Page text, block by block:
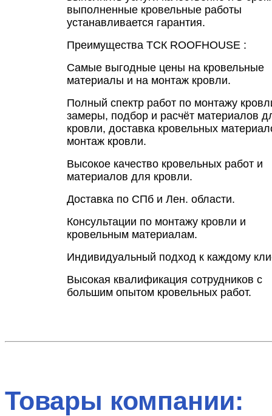
выполненные кровельные работы
устанавливается гарантия.
Преимущества ТСК ROOFHOUSE :
Самые выгодные цены на кровельные
материалы и на монтаж кровли.
Полный спектр работ по монтажу
замеры, подбор и расчёт материалов
кровли, доставка кровельных
монтаж кровли.
Высокое качество кровельных работ и
материалов для кровли.
Доставка по СПб и Лен. области.
Консультации по монтажу кровли и
кровельным материалам.
Индивидуальный подход к каждому
Высокая квалификация сотрудников с
большим опытом кровельных работ.
Товары компании: